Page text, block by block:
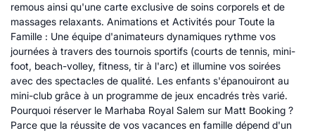
remous ainsi qu'une carte exclusive de soins corporels et de
massages relaxants. Animations et Activités pour Toute la
Famille : Une équipe d'animateurs dynamiques rythme vos
journées à travers des tournois sportifs (courts de tennis, mini-
foot, beach-volley, fitness, tir à l'arc) et illumine vos soirées
avec des spectacles de qualité. Les enfants s'épanouiront au
mini-club grâce à un programme de jeux encadrés très varié.
Pourquoi réserver le Marhaba Royal Salem sur Matt Booking ?
Parce que la réussite de vos vacances en famille dépend d'un